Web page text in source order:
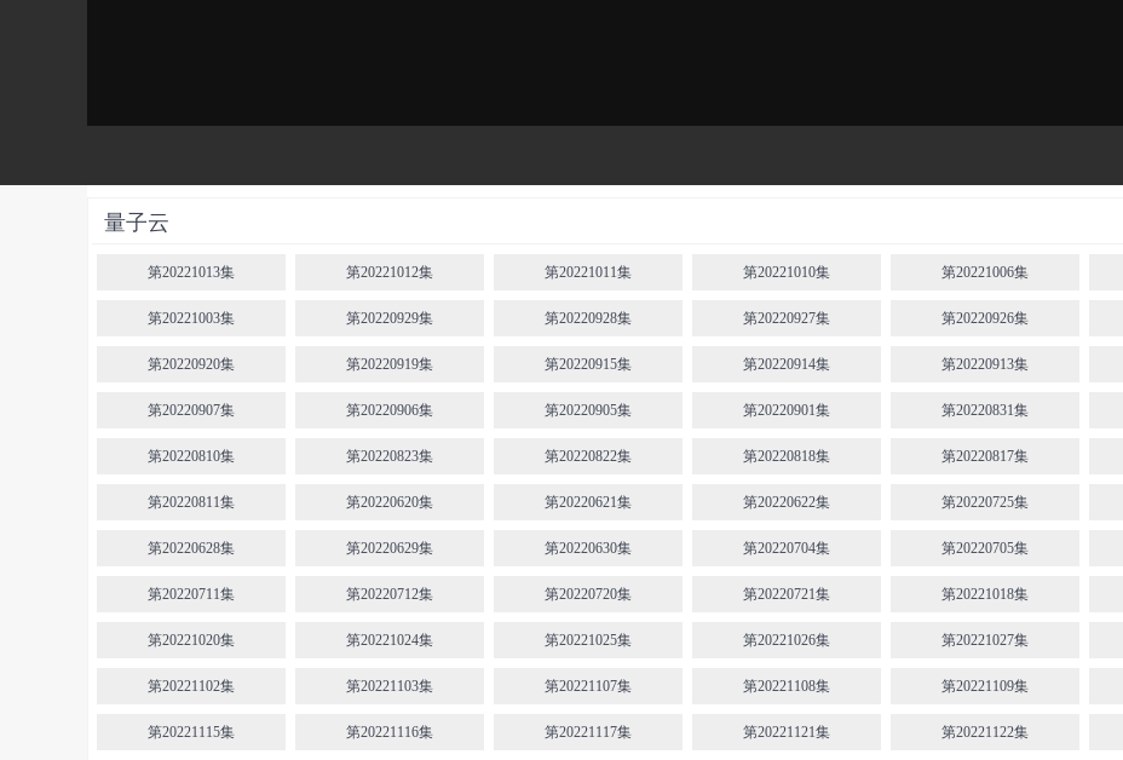
量子云
第20221013集 第20221012集 第20221011集 第20221010集 第20221006集
第20221003集 第20220929集 第20220928集 第20220927集 第20220926集
第20220920集 第20220919集 第20220915集 第20220914集 第20220913集
第20220907集 第20220906集 第20220905集 第20220901集 第20220831集
第20220810集 第20220823集 第20220822集 第20220818集 第20220817集
第20220811集 第20220620集 第20220621集 第20220622集 第20220725集
第20220628集 第20220629集 第20220630集 第20220704集 第20220705集
第20220711集 第20220712集 第20220720集 第20220721集 第20221018集
第20221020集 第20221024集 第20221025集 第20221026集 第20221027集
第20221102集 第20221103集 第20221107集 第20221108集 第20221109集
第20221115集 第20221116集 第20221117集 第20221121集 第20221122集